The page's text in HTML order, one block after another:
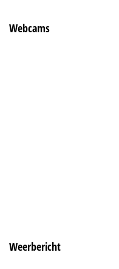
Webcams
Weerbericht